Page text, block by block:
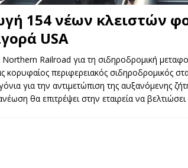
154 νέων κλειστών
USA
Railroad για τη σιδηροδρομική
κορυφαίος περιφερειακός σιδηροδρομικός
για την αντιμετώπιση της αυξανόμενης
θα επιτρέψει στην εταιρεία να βελτιώσει